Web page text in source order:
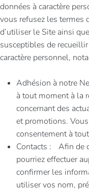
données à caractère
vous refusez les termes
d’utiliser le Site ainsi
susceptibles de
caractère personnel,
Adhésion à notre
à tout moment à la
concernant des
et promotions.
consentement à
Contacts : Afin de
pourriez effectuer
confirmer les
utiliser vos nom,